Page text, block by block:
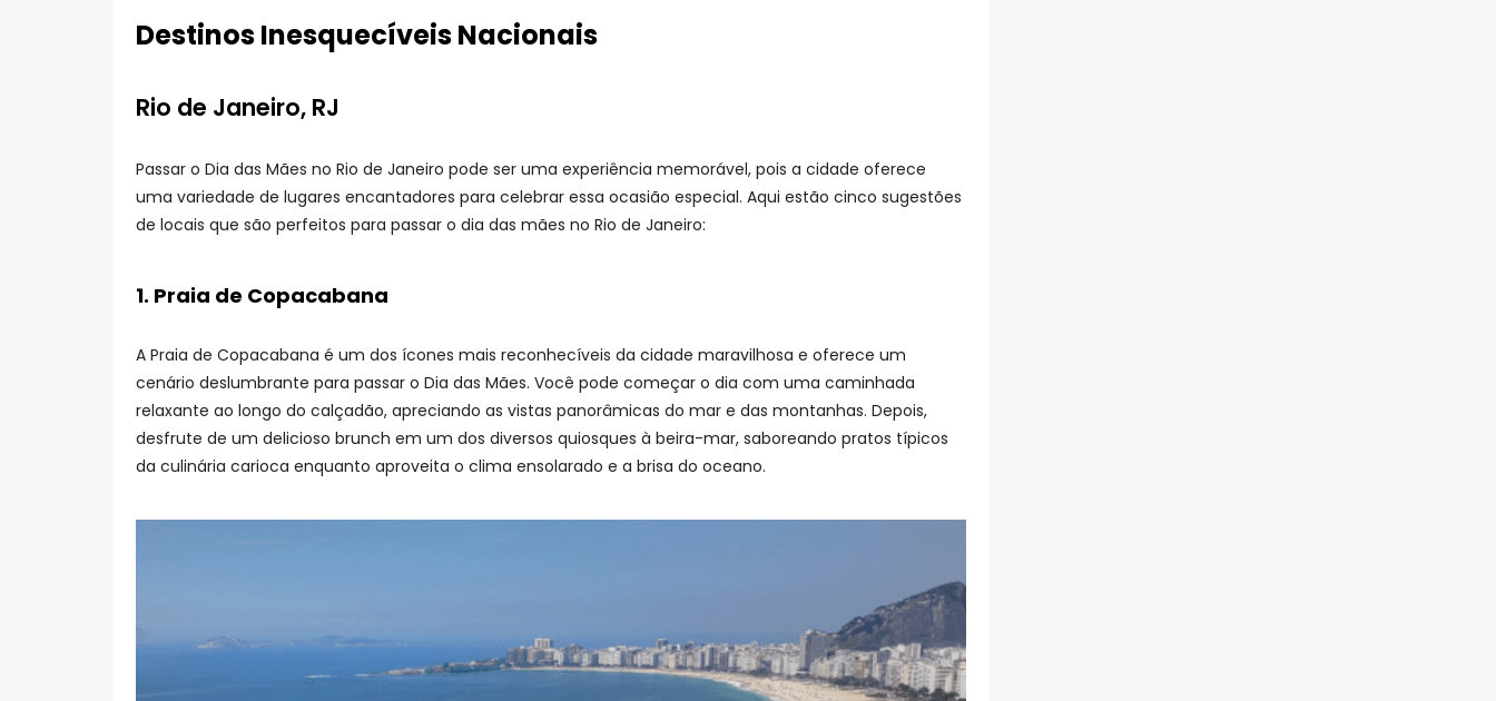
Destinos Inesquecíveis Nacionais
Rio de Janeiro, RJ
Passar o Dia das Mães no Rio de Janeiro pode ser uma experiência memorável, pois a cidade oferece
uma variedade de lugares encantadores para celebrar essa ocasião especial. Aqui estão cinco sugestões
de locais que são perfeitos para passar o dia das mães no Rio de Janeiro:
1. Praia de Copacabana
A Praia de Copacabana é um dos ícones mais reconhecíveis da cidade maravilhosa e oferece um
cenário deslumbrante para passar o Dia das Mães. Você pode começar o dia com uma caminhada
relaxante ao longo do calçadão, apreciando as vistas panorâmicas do mar e das montanhas. Depois,
desfrute de um delicioso brunch em um dos diversos quiosques à beira-mar, saboreando pratos típicos
da culinária carioca enquanto aproveita o clima ensolarado e a brisa do oceano.